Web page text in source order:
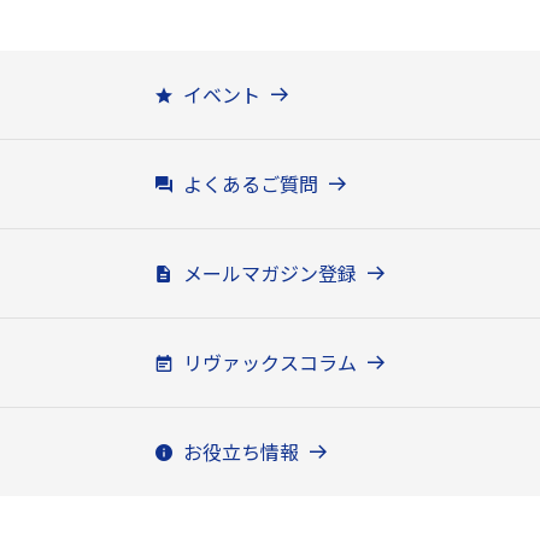
イベント
よくあるご質問
メールマガジン登録
リヴァックスコラム
お役立ち情報